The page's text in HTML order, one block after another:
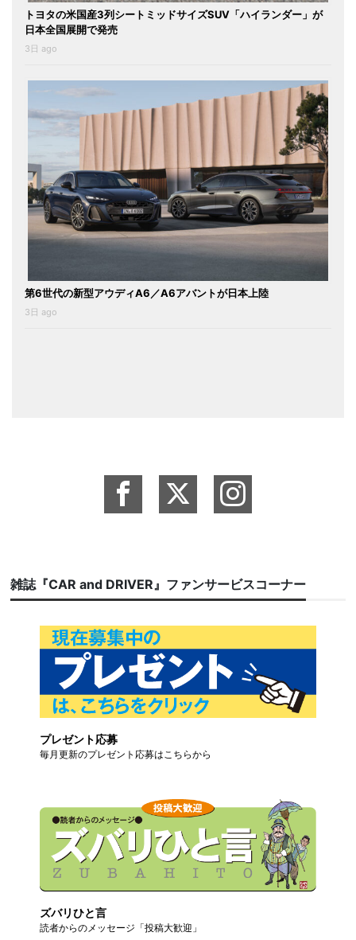
トヨタの米国産3列シートミッドサイズSUV「ハイランダー」が
日本全国展開で発売
3日 ago
第6世代の新型アウディA6／A6アバントが日本上陸
3日 ago
雑誌『CAR and DRIVER』ファンサービスコーナー
プレゼント応募
毎月更新のプレゼント応募はこちらから
ズバリひと言
読者からのメッセージ「投稿大歓迎」